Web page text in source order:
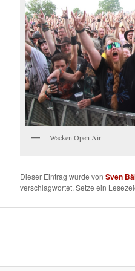
Wacken Open Air
Dieser Eintrag wurde von Sven
verschlagwortet. Setze ein